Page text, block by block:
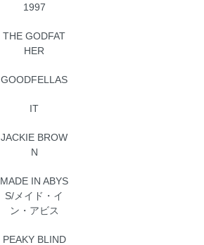
1997
THE GODFAT
HER
GOODFELLAS
IT
JACKIE BROW
N
MADE IN ABYS
S/メイド・イ
ン・アビス
PEAKY BLIND